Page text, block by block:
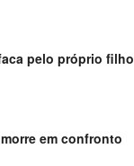
pelo próprio filho
em confronto